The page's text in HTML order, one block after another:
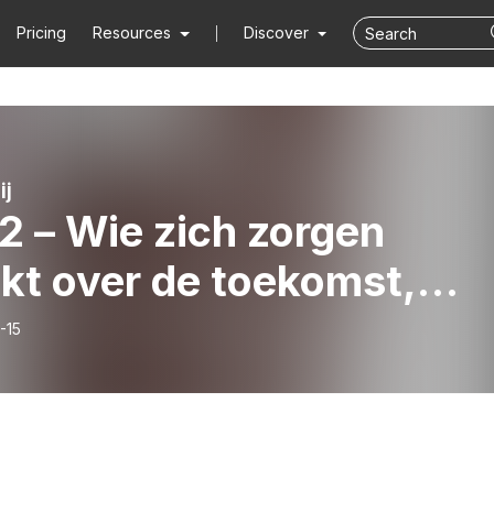
Pricing Resources Discover
– Wie zich zorgen
over de toekomst,
misschien veiligheid in
Leerde ik gisteren.